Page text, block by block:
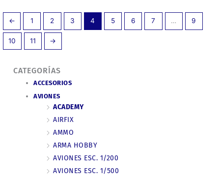
CATEGORÍAS
ACCESORIOS
AVIONES
ACADEMY
AIRFIX
AMMO
ARMA HOBBY
AVIONES ESC. 1/200
AVIONES ESC. 1/500
← 1 2 3 4 5 6 7 … 9
10 11 →